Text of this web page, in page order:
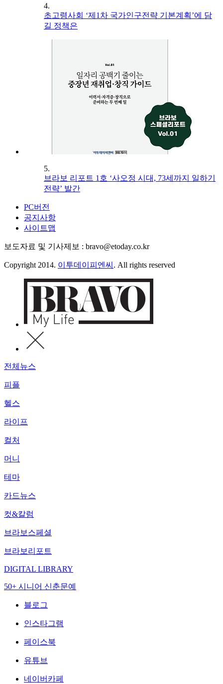
4.
초고령사회 ‘제1차 국가인구전략 기본계획’에 담
길 정책은
5.
브라보 리포트 1호 ‘사오정 시대, 73세까지 일하기
전략’ 발간
PC버전
공지사항
사이트맵
보도자료 및 기사제보 : bravo@etoday.co.kr
Copyright 2014. 이투데이피엔씨 . All rights reserved
전체뉴스
피플
헬스
라이프
컬처
머니
테마
카드뉴스
컷&칼럼
브라보스페셜
브라보리포트
DIGITAL LIBRARY
50+ 시니어 신춘문예
블로그
인스타그램
페이스북
유튜브
네이버카페